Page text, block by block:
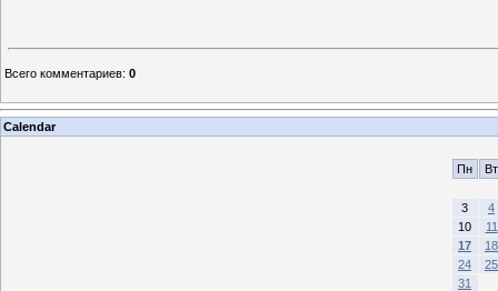
Всего комментариев: 0
Calendar
Пн Вт
3
4
10
11
17
18
24
25
31